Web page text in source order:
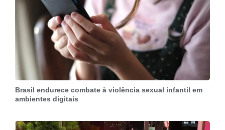
Brasil endurece combate à violência sexual infantil em
ambientes digitais